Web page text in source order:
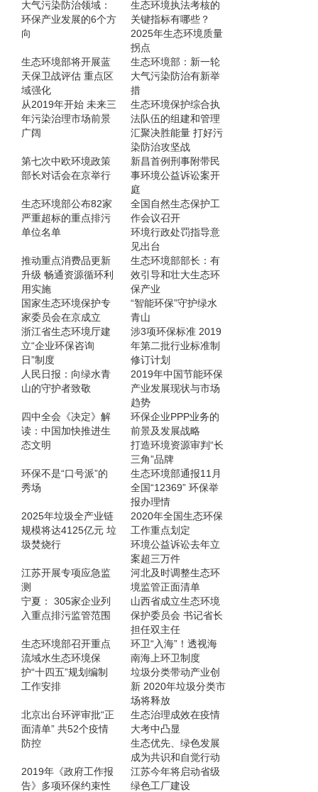
大气污染防治领域：
环保产业发展的6个方
向
生态环境执法考核的
关键指标有哪些？
2025年生态环境质量
拐点
生态环境部将开展蓝
天保卫战评估 重点区
域强化
生态环境部：新一轮
大气污染防治有新举
措
从2019年开始 未来三
年污染治理市场前景
广阔
生态环境保护综合执
法队伍的组建和管理
汇聚决胜能量 打好污
染防治攻坚战
第七次中欧环境政策
部长对话会在京举行
新昌首例刑事附带民
事环境公益诉讼案开
庭
生态环境部公布82家
严重超标的重点排污
单位名单
全国自然生态保护工
作会议召开
环境行政处罚指导意
见出台
推动重点消费品更新
升级 畅通资源循环利
用实施
生态环境部部长：有
效引导和壮大生态环
保产业
国家生态环境保护专
家委员会在京成立
“智能环保”守护绿水
青山
浙江省生态环境厅建
立“企业环保咨询
日”制度
涉3项环保标准 2019
年第二批行业标准制
修订计划
人民日报：向绿水青
山的守护者致敬
2019年中国节能环保
产业发展现状与市场
趋势
四中全会《决定》解
读：中国加快推进生
态文明
环保企业PPP业务的
前景及发展战略
打造环境资源审判“长
三角”品牌
环保不是“口号派”的
秀场
生态环境部通报11月
全国“12369” 环保举
报办理情
2025年垃圾全产业链
规模将达4125亿元 垃
圾焚烧行
2020年全国生态环保
工作重点划定
环境公益诉讼去年立
案超三万件
江苏开展专项应急监
测
河北及时调整生态环
境监管正面清单
宁夏： 305家企业列
入重点排污监管范围
山西省成立生态环境
保护委员会 书记省长
担任双主任
生态环境部召开重点
流域水生态环境保
护“十四五”规划编制
工作安排
环卫“入海”！透视海
南海上环卫制度
垃圾分类带动产业创
新 2020年垃圾分类市
场将释放
北京出台环评审批“正
面清单” 共52个疫情
防控
生态治理成效在疫情
大考中凸显
生态优先、绿色发展
成为共识和自觉行动
2019年《政府工作报
告》多项环保约束性
江苏今年将启动省级
绿色工厂建设